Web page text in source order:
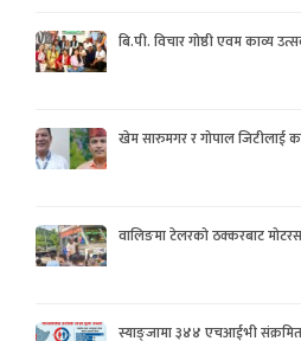
बि.पी. विचार गोष्ठी एवम काव्य
खेम सारुमगर र गोपाल जिटीलाई
वालिङमा टेलरको ठक्करबाट
स्याङ्जामा ३४४ एचआईभी